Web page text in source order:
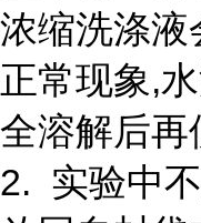
浓缩洗涤液
正常现象,
全溶解后再
2. 实验中